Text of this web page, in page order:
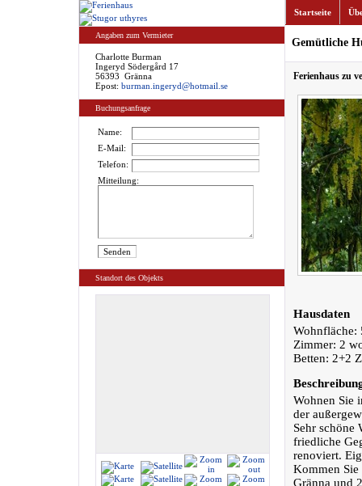
Angaben zum Vermieter
Charlotte Burman
Ingeryd Södergård 17
56393 Gränna
Epost: burman.ingeryd@hotmail.se
Buchungsanfrage
Name:
E-Mail:
Telefon:
Mitteilung:
Standort des Objekts
Startseite
Gemütliche
Ferienhaus zu
Hausdaten
Wohnfläche:
Zimmer: 2
Betten: 2+2
Wohnen Sie
der
Sehr schöne
friedliche
renoviert.
Kommen
Gränna und